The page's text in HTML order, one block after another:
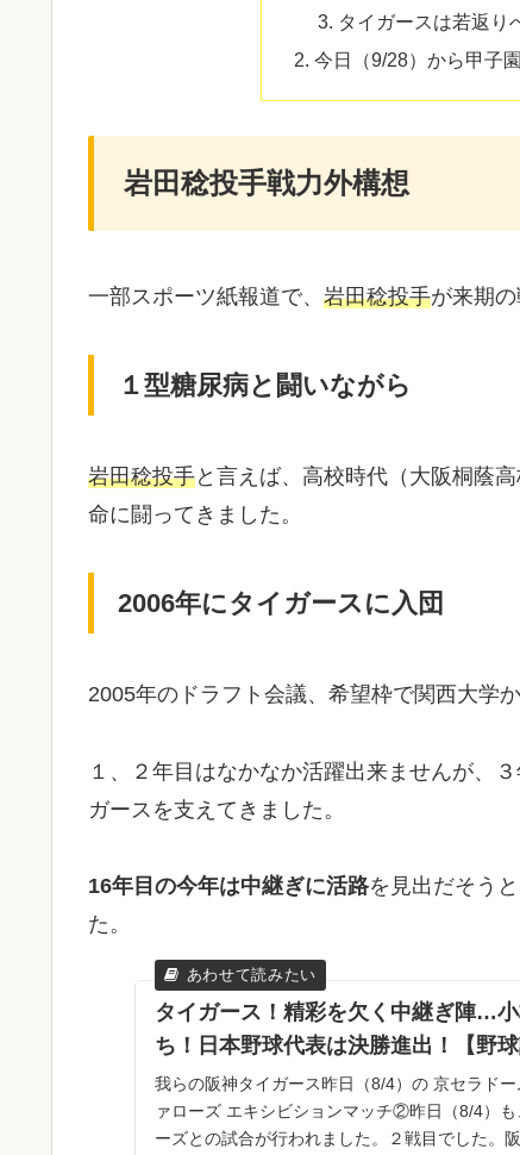
タイガースは若返り
今日（9/28）から甲子
岩田稔投手戦力外構想
一部スポーツ紙報道で、 岩田稔投手が来期
１型糖尿病と闘いながら
岩田稔投手と言えば、高校時代（大阪桐蔭
命に闘ってきました。
2006年にタイガースに入団
2005年のドラフト会議、希望枠で関西大学
１、２年目はなかなか活躍出来ませんが、
ガースを支えてきました。
16年目の今年は中継ぎに活路を見出だそう
た。
タイガース！精彩を欠く中継ぎ陣…
ち！日本野球代表は決勝進出！【野球
我らの阪神タイガース昨日（8/4）の 京セラド
ァローズ エキシビションマッチ②昨日（8/4）
ーズとの試合が行われました。２戦目でした。